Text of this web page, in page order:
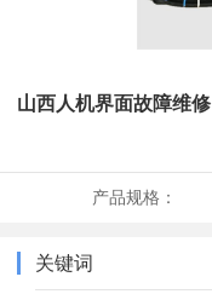
山西人机界面故障维修
产品规格：
关键词